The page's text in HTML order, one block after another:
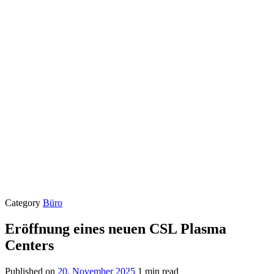
Category Büro
Eröffnung eines neuen CSL Plasma
Centers
Published on 20. November 2025 1 min read